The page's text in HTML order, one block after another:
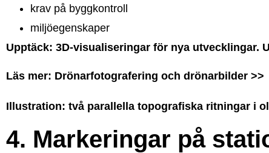
krav på byggkontroll
miljöegenskaper
Upptäck: 3D-visualiseringar för nya utvecklingar.
Läs mer: Drönarfotografering och drönarbilder >>
Illustration: två parallella topografiska ritningar i
4. Markeringar på